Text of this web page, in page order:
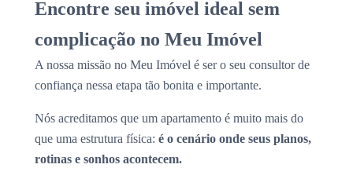
Encontre seu imóvel ideal sem
complicação no Meu Imóvel
A nossa missão no Meu Imóvel é ser o seu consultor de
confiança nessa etapa tão bonita e importante.
Nós acreditamos que um apartamento é muito mais do
que uma estrutura física: é o cenário onde seus planos,
rotinas e sonhos acontecem.